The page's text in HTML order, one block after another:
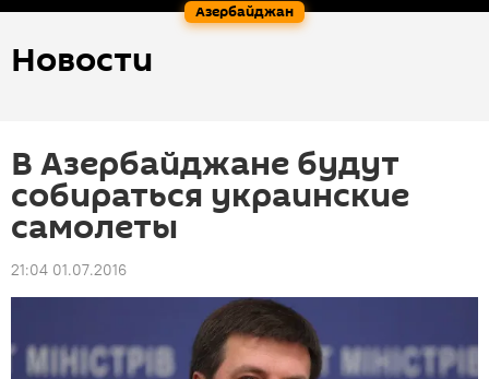
Азербайджан
Новости
В Азербайджане будут
собираться украинские
самолеты
21:04 01.07.2016